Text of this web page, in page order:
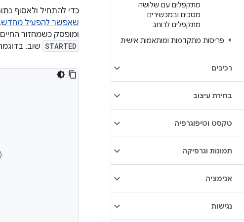
מתקפלים עם שלושה
מסכים ובמכשירים
מתקפלים לרוחב
פריסות מתקדמות ומותאמות אישית
רכיבים
בחירת עיצוב
טקסט וטיפוגרפיה
תמונות וגרפיקה
אנימציה
נגישות
כדי להתחיל ולאסוף
שאפשר להפעיל מחדש
ומופסק כשמחזור
STARTED שוב.
)